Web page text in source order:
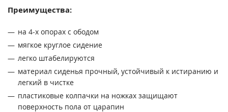
Преимущества:
на 4-х опорах с ободом
мягкое круглое сидение
легко штабелируются
материал сиденья прочный, устойчивый к истиранию и
легкий в чистке
пластиковые колпачки на ножках защищают
поверхность пола от царапин